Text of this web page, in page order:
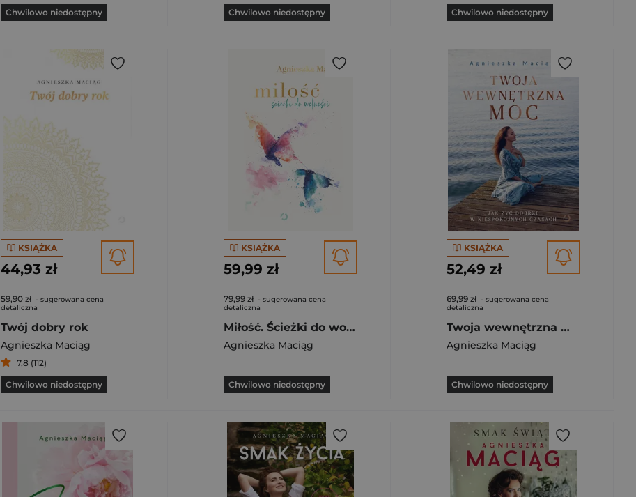
Chwilowo niedostępny Chwilowo niedostępny Chwilowo niedostępny
KSIĄŻKA
44,93 zł
59,90 zł - sugerowana cena
detaliczna
Twój dobry rok
Agnieszka Maciąg
7,8 (112)
Chwilowo niedostępny
KSIĄŻKA
59,99 zł
79,99 zł - sugerowana cena
detaliczna
Miłość. Ścieżki do wolności [wyd. 2, 2024]
Agnieszka Maciąg
Chwilowo niedostępny
KSIĄŻKA
52,49 zł
69,99 zł - sugerowana cena
detaliczna
Twoja wewnętrzna moc. Jak żyć dobrze w niespokojnych czasach [wyd. 2, 2022]
Agnieszka Maciąg
Chwilowo niedostępny